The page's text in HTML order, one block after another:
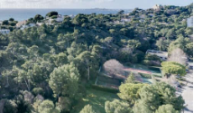
suites confortables,
salle d'eau ainsi que de
de rangement sur